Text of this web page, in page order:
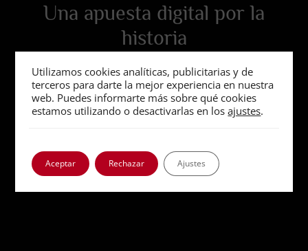
Una apuesta digital por la
historia
Utilizamos cookies analíticas, publicitarias y de
terceros para darte la mejor experiencia en nuestra
web. Puedes informarte más sobre qué cookies
estamos utilizando o desactivarlas en losajustes.
Aceptar Rechazar Ajustes